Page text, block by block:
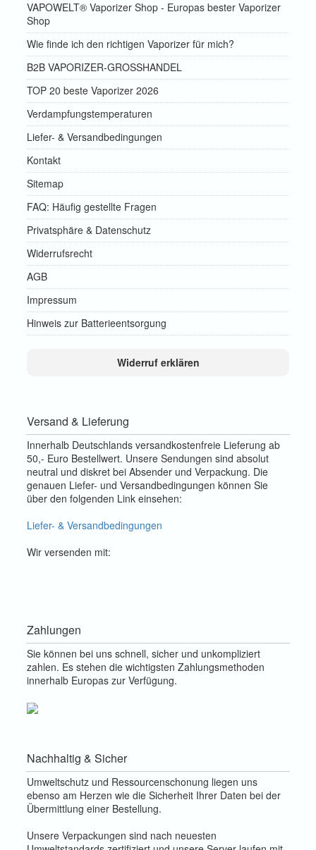
VAPOWELT® Vaporizer Shop - Europas bester Vaporizer
Shop
Wie finde ich den richtigen Vaporizer für mich?
B2B VAPORIZER-GROSSHANDEL
TOP 20 beste Vaporizer 2026
Verdampfungstemperaturen
Liefer- & Versandbedingungen
Kontakt
Sitemap
FAQ: Häufig gestellte Fragen
Privatsphäre & Datenschutz
Widerrufsrecht
AGB
Impressum
Hinweis zur Batterieentsorgung
Widerruf erklären
Versand & Lieferung
Innerhalb Deutschlands versandkostenfreie Lieferung ab
50,- Euro Bestellwert. Unsere Sendungen sind absolut
neutral und diskret bei Absender und Verpackung. Die
genauen Liefer- und Versandbedingungen können Sie
über den folgenden Link einsehen:
Liefer- & Versandbedingungen
Wir versenden mit:
Zahlungen
Sie können bei uns schnell, sicher und unkompliziert
zahlen. Es stehen die wichtigsten Zahlungsmethoden
innerhalb Europas zur Verfügung.
Nachhaltig & Sicher
Umweltschutz und Ressourcenschonung liegen uns
ebenso am Herzen wie die Sicherheit Ihrer Daten bei der
Übermittlung einer Bestellung.
Unsere Verpackungen sind nach neuesten